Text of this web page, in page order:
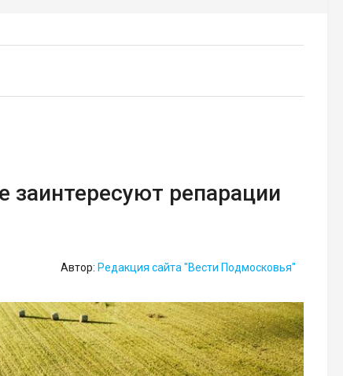
репарации
Автор: Редакция сайта "Вести Подмосковья"